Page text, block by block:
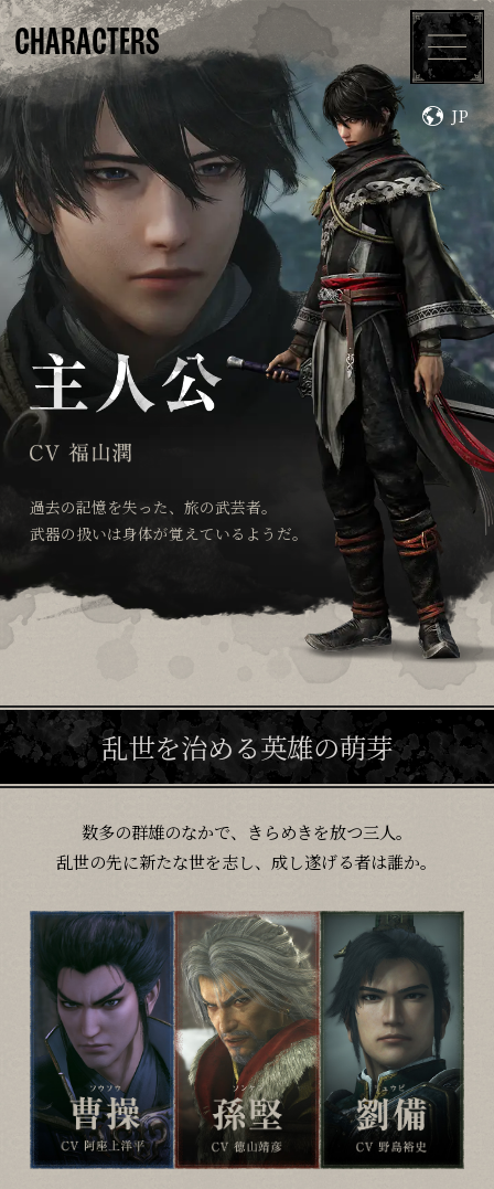
JP
TOP ABOUT
CHARACTERS SYSTEM
MOVIES TOPICS
PRODUCTS UPDATE
購入 / Wishlist
CHARACTERS
過去の記憶を失った、旅の武芸者。
武器の扱いは身体が覚えているようだ。
乱世を治める英雄の萌芽
数多の群雄のなかで、きらめきを放つ三人。
乱世の先に新たな世を志し、成し遂げる者は誰か。